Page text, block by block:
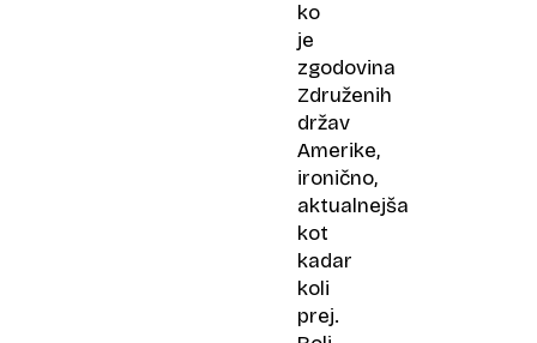
ko
je
zgodovina
Združenih
držav
Amerike,
ironično,
aktualnejša
kot
kadar
koli
prej.